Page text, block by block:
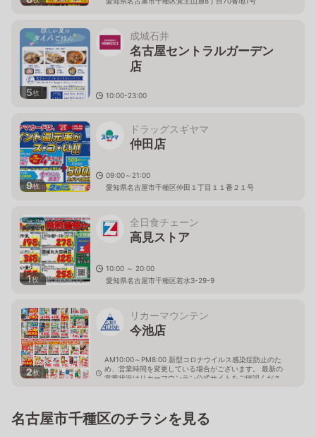
5枚
成城石井
名古屋セントラルガーデン
店
10:00-23:00
9枚
ドラッグスギヤマ
仲田店
09:00～21:00
愛知県名古屋市千種区仲田１丁目１１番２１号
1枚
全日食チェーン
高見ストア
10:00 ～ 20:00
愛知県名古屋市千種区若水3-29-9
2枚
リカーマウンテン
今池店
AM10:00～PM8:00 新型コロナウイルス感染症防止のた
め、営業時間を変更している場合がございます。 最新の
営業状況はリカーマウンテン公式サイトをご確認くださ
名古屋市千種区のチラシを見る